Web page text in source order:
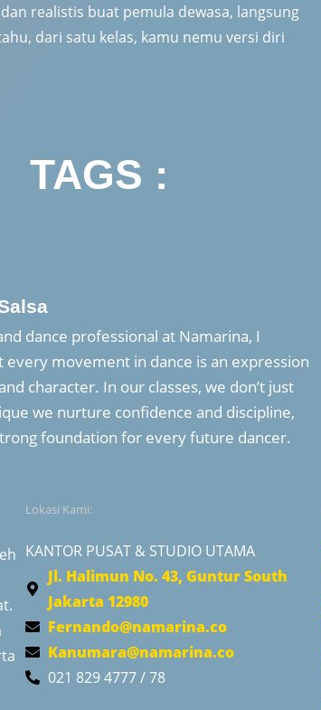
realistis buat pemula dewasa, langsung
dari satu kelas, kamu nemu versi diri
TAGS :
dance professional at Namarina, I
every movement in dance is an expression
character. In our classes, we don’t just
we nurture confidence and discipline,
foundation for every future dancer.
Lokasi Kami:
KANTOR PUSAT & STUDIO UTAMA
Jl. Halimun No. 43, Guntur South
Jakarta 12980
Fernando@namarina.co
Kanumara@namarina.co
021 829 4777 / 78